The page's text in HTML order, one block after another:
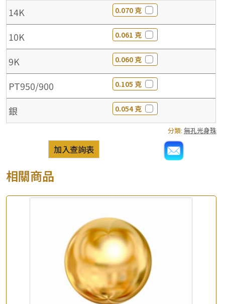
14K 0.070 克
10K 0.061 克
9K 0.060 克
PT950/900 0.105 克
銀 0.054 克
分類: 無孔光身珠
加入查詢表
相關商品